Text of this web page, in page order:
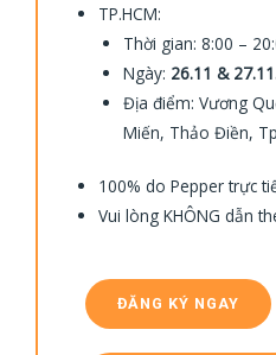
TP.HCM:
Thời gian: 8:00 –
Ngày: 26.11 &
Địa điểm: Vương
Miến, Thảo Điền,
100% do Pepper trực
Vui lòng KHÔNG dẫn
ĐĂNG KÝ NGAY